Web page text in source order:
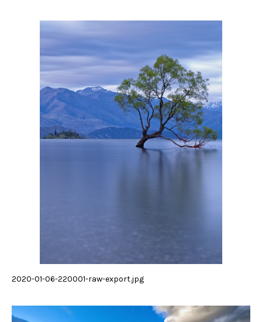
2020-01-06-220001-raw-export.jpg